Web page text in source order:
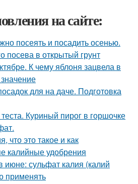
на сайте:
посеять и посадить осенью.
посева в открытый грунт
К чему яблоня зацвела в
для на даче. Подготовка
Куриный пирог в горшочке
что это такое и как
калийные удобрения
июне: сульфат калия (калий
применять